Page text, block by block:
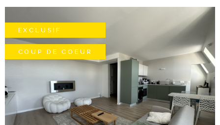
EXCLUSIF
COUP DE COEUR
VOIR LE BIEN